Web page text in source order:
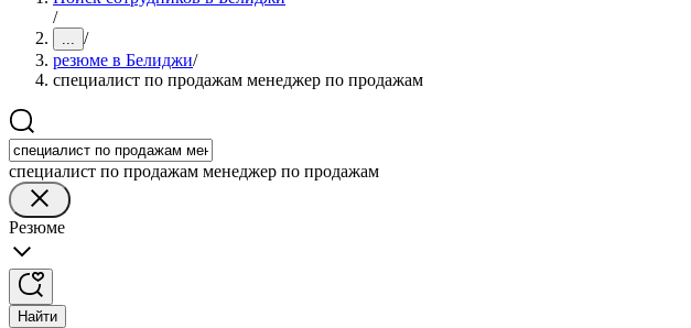
/
... /
резюме в Белиджи/
специалист по продажам менеджер по продажам
специалист по продажам менеджер по продажам
Резюме
Найти